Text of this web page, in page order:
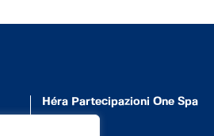
Héra Partecipazioni One Spa